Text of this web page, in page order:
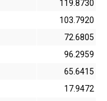
119.8730
103.7920
72.6805
96.2959
65.6415
17.9472